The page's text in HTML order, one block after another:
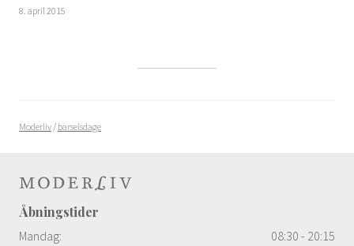
8. april 2015
Moderliv/ barselsdage
Åbningstider
Mandag:
08:30 - 20:15